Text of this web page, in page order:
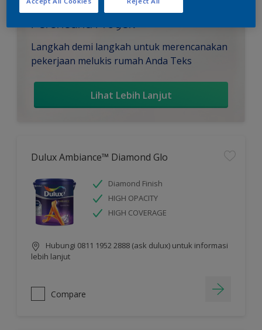
Perencana Proyek
Langkah demi langkah untuk merencanakan
pekerjaan melukis rumah Anda Teks
Lihat Lebih Lanjut
Dulux Ambiance™ Diamond Glo
Diamond Finish
HIGH OPACITY
HIGH COVERAGE
Hubungi 0811 1952 2888 (ask dulux) untuk informasi
lebih lanjut
Compare